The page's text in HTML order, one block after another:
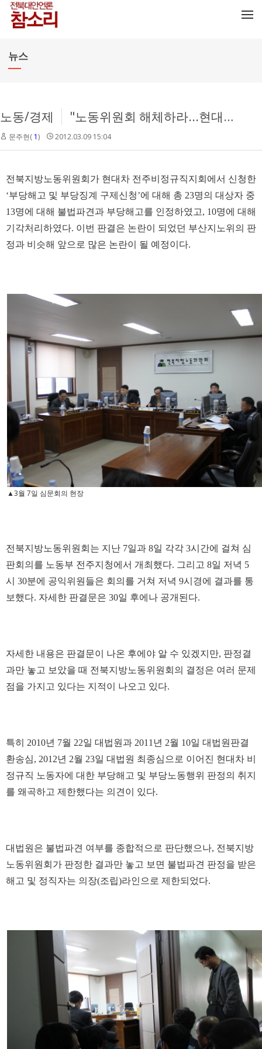
뉴스
노동/경제 "노동위원회 해체하라...현대차 불법파견 일부 인정안해"
문주현( 1) 2012.03.09 15:04
전북지방노동위원회가 현대차 전주비정규직지회에서 신청한
‘부당해고 및 부당징계 구제신청’에 대해 총 23명의 대상자 중
13명에 대해 불법파견과 부당해고를 인정하였고, 10명에 대해
기각처리하였다. 이번 판결은 논란이 되었던 부산지노위의 판
정과 비슷해 앞으로 많은 논란이 될 예정이다.
▲3월 7일 심문회의 현장
전북지방노동위원회는 지난 7일과 8일 각각 3시간에 걸쳐 심
판회의를 노동부 전주지청에서 개최했다. 그리고 8일 저녁 5
시 30분에 공익위원들은 회의를 거쳐 저녁 9시경에 결과를 통
보했다. 자세한 판결문은 30일 후에나 공개된다.
자세한 내용은 판결문이 나온 후에야 알 수 있겠지만, 판정결
과만 놓고 보았을 때 전북지방노동위원회의 결정은 여러 문제
점을 가지고 있다는 지적이 나오고 있다.
특히 2010년 7월 22일 대법원과 2011년 2월 10일 대법원판결
환송심, 2012년 2월 23일 대법원 최종심으로 이어진 현대차 비
정규직 노동자에 대한 부당해고 및 부당노동행위 판정의 취지
를 왜곡하고 제한했다는 의견이 있다.
대법원은 불법파견 여부를 종합적으로 판단했으나, 전북지방
노동위원회가 판정한 결과만 놓고 보면 불법파견 판정을 받은
해고 및 정직자는 의장(조립)라인으로 제한되었다.